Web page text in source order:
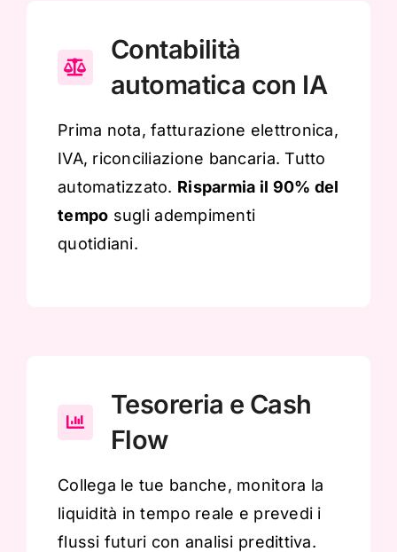
Contabilità
automatica con IA
Prima nota, fatturazione elettronica,
IVA, riconciliazione bancaria. Tutto
automatizzato. Risparmia il 90% del
tempo sugli adempimenti
quotidiani.
Tesoreria e Cash
Flow
Collega le tue banche, monitora la
liquidità in tempo reale e prevedi i
flussi futuri con analisi predittiva.